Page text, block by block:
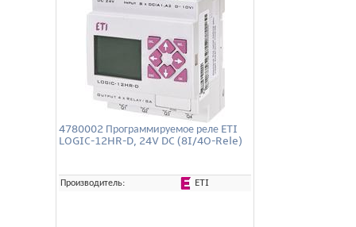
4780002 Программируемое реле ETI
LOGIC-12HR-D, 24V DC (8I/4O-Rele)
Производитель: ETI